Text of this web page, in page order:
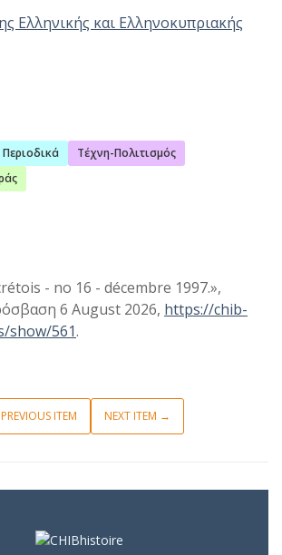
Ελληνικής και Ελληνοκυπριακής
Περιοδικά
Τέχνη-Πολιτισμός
- no 16 - décembre 1997.»,
6 August 2026, https://chib-
show/561.
ITEM NEXT ITEM →